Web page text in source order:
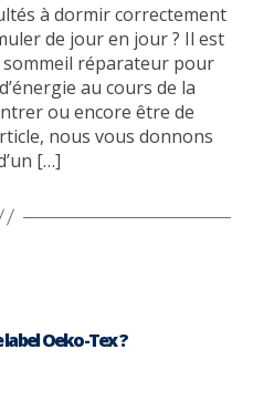
à dormir correctement
de jour en jour ? Il est
réparateur pour
au cours de la
ou encore être de
nous vous donnons
[…]
label Oeko-Tex ?